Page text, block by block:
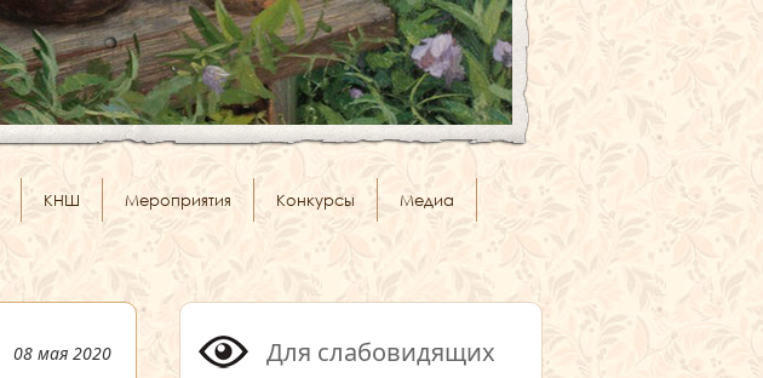
КНШ Мероприятия Конкурсы Медиа
08 мая 2020 Для слабовидящих